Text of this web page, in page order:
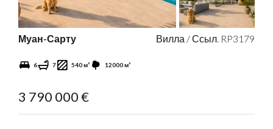
Муан-Сарту Вилла / Ссыл. RP3179
6 7 540 м² 12000 м²
3 790 000 €